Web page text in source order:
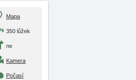
Mapa
350 lůžek
ne
Kamera
Počasí